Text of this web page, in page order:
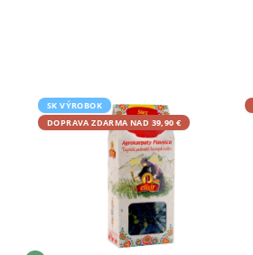
SK VÝROBOK
DOPRAVA ZDARMA NAD 39,90 €